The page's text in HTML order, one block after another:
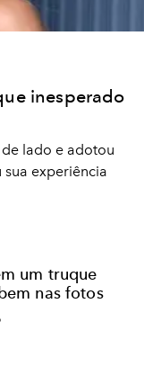
inesperado
lado e adotou
experiência
um truque
nas fotos